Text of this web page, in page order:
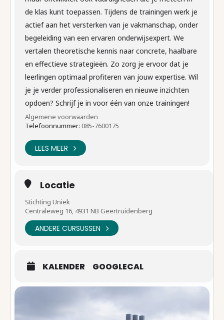
de klas kunt toepassen. Tijdens de trainingen werk je
actief aan het versterken van je vakmanschap, onder
begeleiding van een ervaren onderwijsexpert. We
vertalen theoretische kennis naar concrete, haalbare
en effectieve strategieën. Zo zorg je ervoor dat je
leerlingen optimaal profiteren van jouw expertise. Wil
je je verder professionaliseren en nieuwe inzichten
opdoen? Schrijf je in voor één van onze trainingen!
Algemene voorwaarden
Telefoonnummer: 085-7600175
LEES MEER
Locatie
Stichting Uniek
Centraleweg 16, 4931 NB Geertruidenberg
ANDERE CURSUSSEN
KALENDER GOOGLECAL